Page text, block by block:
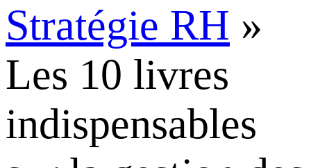
Stratégie RH »
Les 10 livres
indispensables